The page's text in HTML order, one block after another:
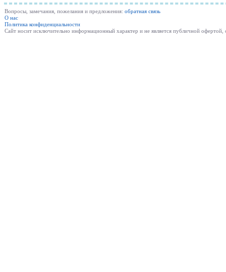
Вопросы, замечания, пожелания и предложения: обратная связь
О нас
Политика конфиденциальности
Cайт носит исключительно информационный характер и не является публичной